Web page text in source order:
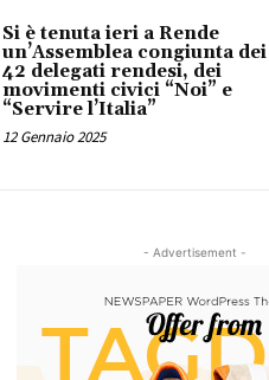
Si è tenuta ieri a Rende
un’Assemblea congiunta dei
42 delegati rendesi, dei
movimenti civici “Noi” e
“Servire l’Italia”
12 Gennaio 2025
- Advertisement -